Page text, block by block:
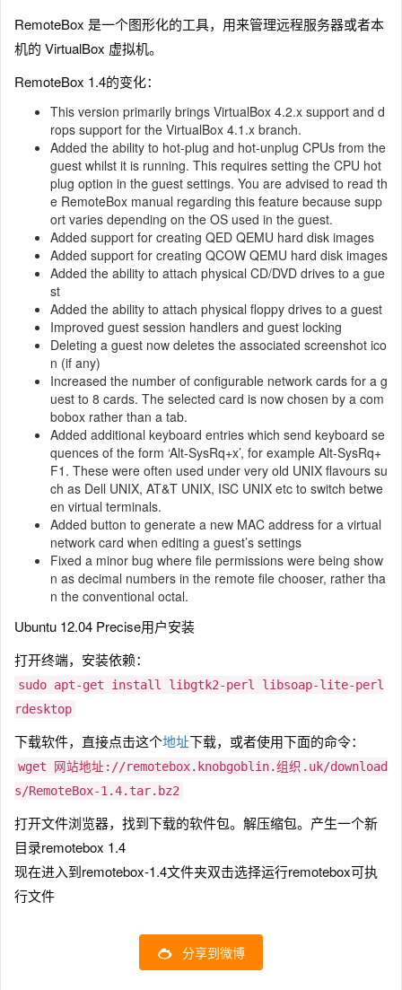
RemoteBox 是一个图形化的工具，用来管理远程服务器或者本
机的 VirtualBox 虚拟机。
RemoteBox 1.4的变化：
This version primarily brings VirtualBox 4.2.x support and d
rops support for the VirtualBox 4.1.x branch.
Added the ability to hot-plug and hot-unplug CPUs from the
guest whilst it is running. This requires setting the CPU hot
plug option in the guest settings. You are advised to read th
e RemoteBox manual regarding this feature because supp
ort varies depending on the OS used in the guest.
Added support for creating QED QEMU hard disk images
Added support for creating QCOW QEMU hard disk images
Added the ability to attach physical CD/DVD drives to a gue
st
Added the ability to attach physical floppy drives to a guest
Improved guest session handlers and guest locking
Deleting a guest now deletes the associated screenshot ico
n (if any)
Increased the number of configurable network cards for a g
uest to 8 cards. The selected card is now chosen by a com
bobox rather than a tab.
Added additional keyboard entries which send keyboard se
quences of the form ‘Alt-SysRq+x’, for example Alt-SysRq+
F1. These were often used under very old UNIX flavours su
ch as Dell UNIX, AT&T UNIX, ISC UNIX etc to switch betwe
en virtual terminals.
Added button to generate a new MAC address for a virtual
network card when editing a guest’s settings
Fixed a minor bug where file permissions were being show
n as decimal numbers in the remote file chooser, rather tha
n the conventional octal.
Ubuntu 12.04 Precise用户安装
打开终端，安装依赖：
sudo apt-get install libgtk2-perl libsoap-lite-perl
rdesktop
下载软件，直接点击这个地址下载，或者使用下面的命令：
wget 网站地址://remotebox.knobgoblin.组织.uk/download
s/RemoteBox-1.4.tar.bz2
打开文件浏览器，找到下载的软件包。解压缩包。产生一个新
目录remotebox 1.4
现在进入到remotebox-1.4文件夹双击选择运行remotebox可执
行文件
分享到微博